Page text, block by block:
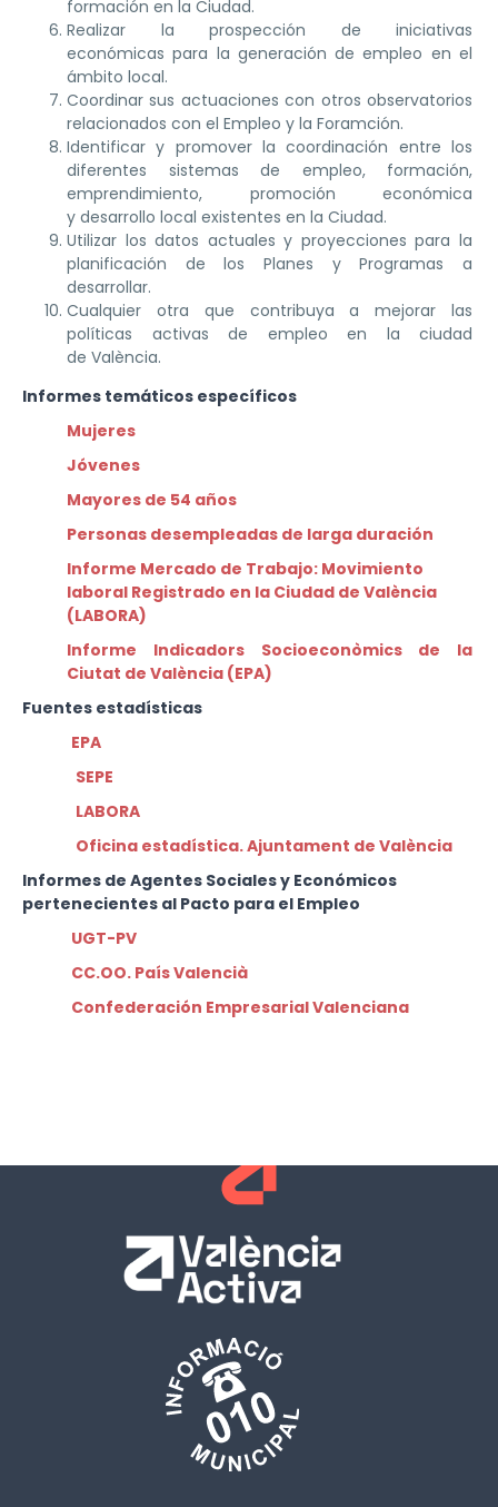
formación en la Ciudad.
Realizar la prospección de iniciativas
económicas para la generación de empleo en el
ámbito local.
Coordinar sus actuaciones con otros observatorios
relacionados con el Empleo y la Foramción.
Identificar y promover la coordinación entre los
diferentes sistemas de empleo, formación,
emprendimiento, promoción económica
y desarrollo local existentes en la Ciudad.
Utilizar los datos actuales y proyecciones para la
planificación de los Planes y Programas a
desarrollar.
Cualquier otra que contribuya a mejorar las
políticas activas de empleo en la ciudad
de València.
Informes temáticos específicos
Mujeres
Jóvenes
Mayores de 54 años
Personas desempleadas de larga duración
Informe Mercado de Trabajo: Movimiento
laboral Registrado en la Ciudad de València
(LABORA)
Informe Indicadors Socioeconòmics de la
Ciutat de València (EPA)
Fuentes estadísticas
EPA
SEPE
LABORA
Oficina estadística. Ajuntament de València
Informes de Agentes Sociales y Económicos
pertenecientes al Pacto para el Empleo
UGT-PV
CC.OO. País Valencià
Confederación Empresarial Valenciana